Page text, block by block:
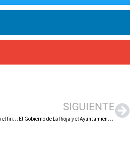
El Ayuntamiento de Arnedo retoma el fin de semana de la Juventud de la mano de la nueva junta directiva del Consejo de la Juventud y la nueva asociación 48 horas fútbol sala
SIGUIENTE
El Gobierno de La Rioja y el Ayuntamiento de Igea firman un convenio para construir un nuevo centro de transformación en la zona industrial de la localidad